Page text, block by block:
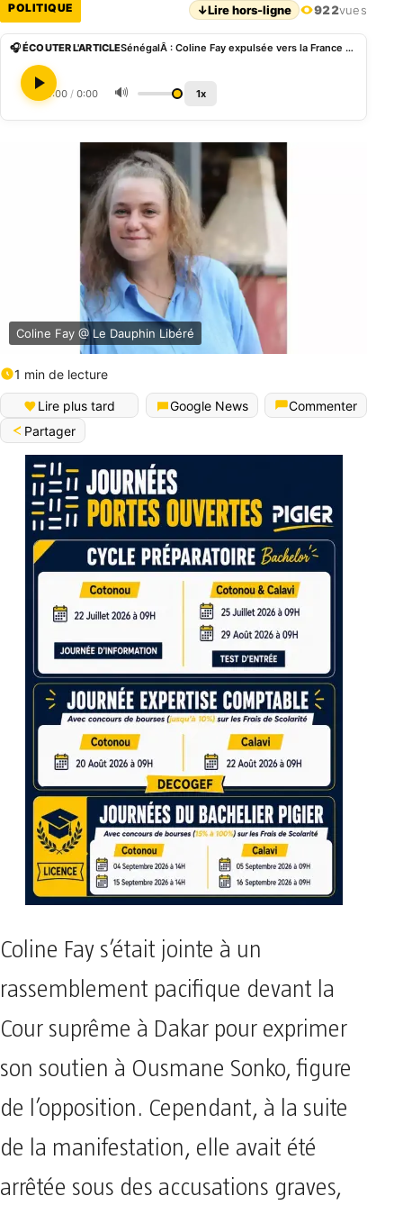
POLITIQUE ↓Lire hors-ligne 922vues
🎧 ÉCOUTER L'ARTICLE SénégalÂ : Coline Fay expulsée vers la France après son arrestation
0:00 / 0:00 🔊 1x
Coline Fay @ Le Dauphin Libéré
1 min de lecture
Lire plus tard Google News
Commenter
Partager
Coline Fay s’était jointe à un
rassemblement pacifique devant la
Cour suprême à Dakar pour exprimer
son soutien à Ousmane Sonko, figure
de l’opposition. Cependant, à la suite
de la manifestation, elle avait été
arrêtée sous des accusations graves,